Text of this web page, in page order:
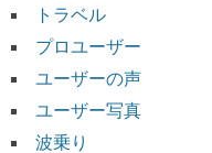
トラベル
プロユーザー
ユーザーの声
ユーザー写真
波乗り